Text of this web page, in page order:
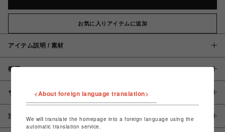
お気に入りアイテムに追加
アイテム説明 / 素材
概要
サイズ
注意事項
<About foreign language translation>
We will translate the homepage into a foreign language using the
automatic translation service.